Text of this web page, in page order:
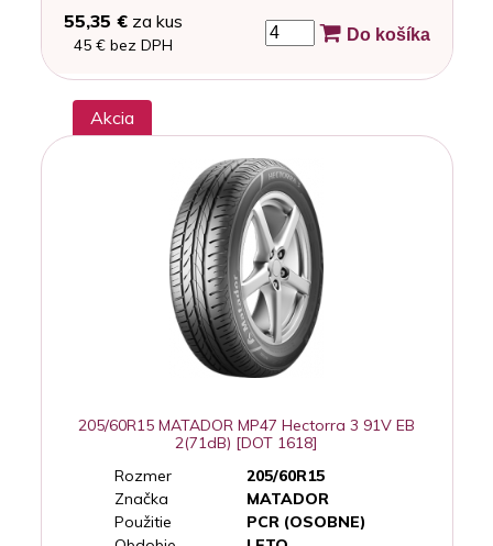
55,35 €za kus
45 € bez DPH
Do košíka
Akcia
205/60R15 MATADOR MP47 Hectorra 3 91V EB
2(71dB) [DOT 1618]
Rozmer
205/60R15
Značka
MATADOR
Použitie
PCR (OSOBNE)